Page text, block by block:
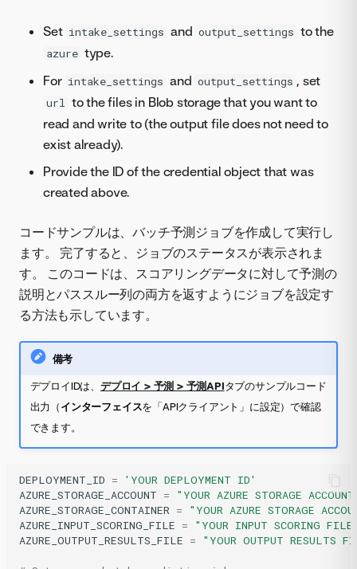
Set intake_settings and output_settings to the
azure type.
For intake_settings and output_settings , set
url to the files in Blob storage that you want to
read and write to (the output file does not need to
exist already).
Provide the ID of the credential object that was
created above.
コードサンプルは、バッチ予測ジョブを作成して実行し
ます。 完了すると、ジョブのステータスが表示されま
す。 このコードは、スコアリングデータに対して予測の
説明とパススルー列の両方を返すようにジョブを設定す
る方法も示しています。
備考
デプロイIDは、 デプロイ > 予測 > 予測APIタブのサンプルコード
出力（インターフェイスを「APIクライアント」に設定）で確認
できます。
DEPLOYMENT_ID =
'YOUR DEPLOYMENT ID'
AZURE_STORAGE_ACCOUNT =
"YOUR AZURE STORAGE
AZURE_STORAGE_CONTAINER =
"YOUR AZURE STORAGE
AZURE_INPUT_SCORING_FILE =
"YOUR INPUT SCORING FILE
AZURE_OUTPUT_RESULTS_FILE = "YOUR OUTPUT RESULTS